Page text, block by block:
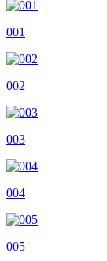
001
002
003
004
005